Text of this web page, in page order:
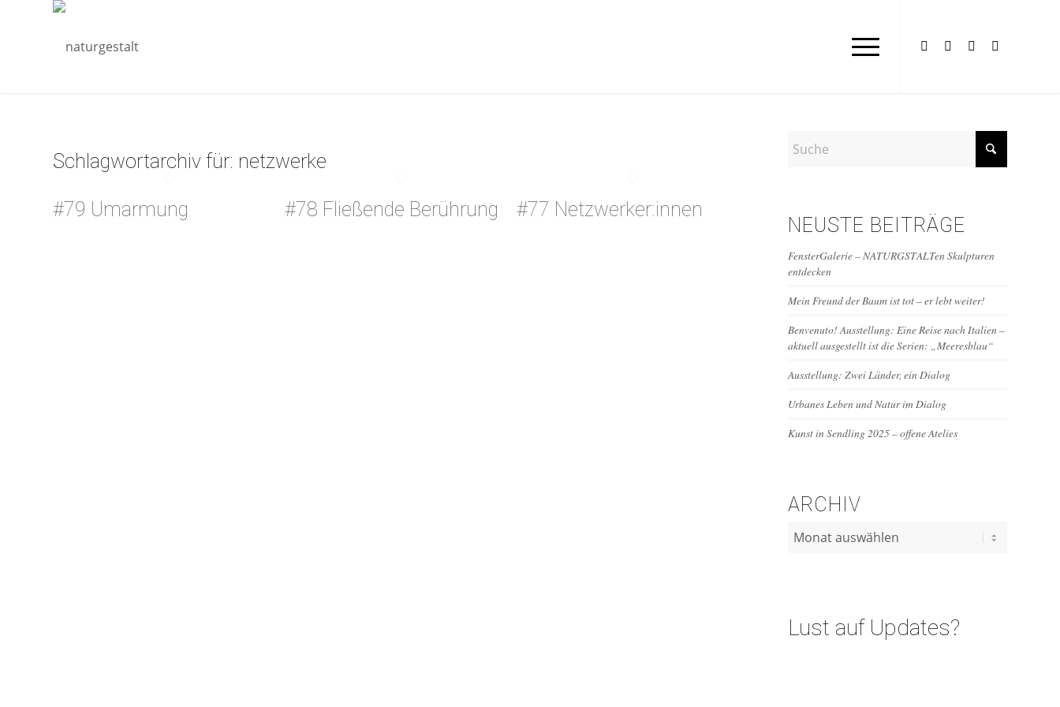
Schlagwortarchiv für: netzwerke
#79 Umarmung #78 Fließende Berührung #77 Netzwerker:innen
NEUSTE BEITRÄGE
FensterGalerie – NATURGSTALTen Skulpturen
entdecken
Mein Freund der Baum ist tot – er lebt weiter!
Benvenuto! Ausstellung: Eine Reise nach Italien –
aktuell ausgestellt ist die Serien: „Meeresblau“
Ausstellung: Zwei Länder, ein Dialog
Urbanes Leben und Natur im Dialog
Kunst in Sendling 2025 – offene Atelies
ARCHIV
Lust auf Updates?